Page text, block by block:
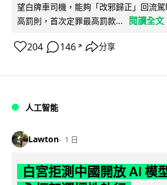
望白牌車司機，能夠「改邪歸正」回流
高罰則，首次定罪最高罰款...
閱讀全文
204 146 ↗ 分享
人工智能
Lawton 1 日
白宮拒測中國開放 AI 模